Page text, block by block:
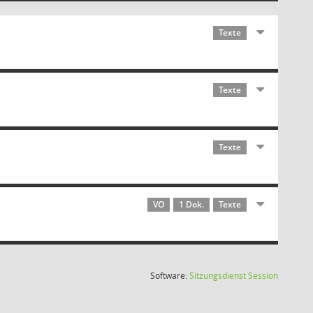
Texte
Texte
Texte
VO 1 Dok. Texte
Software:SitzungsdienstSession(Wird in